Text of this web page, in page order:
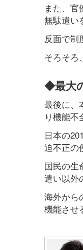
また、
無駄遣い
反面で制
そろそろ
◆最大
最後に、
り機能不
日本の
迫不正の
国民の生
遣い以外
海外から
機能させ